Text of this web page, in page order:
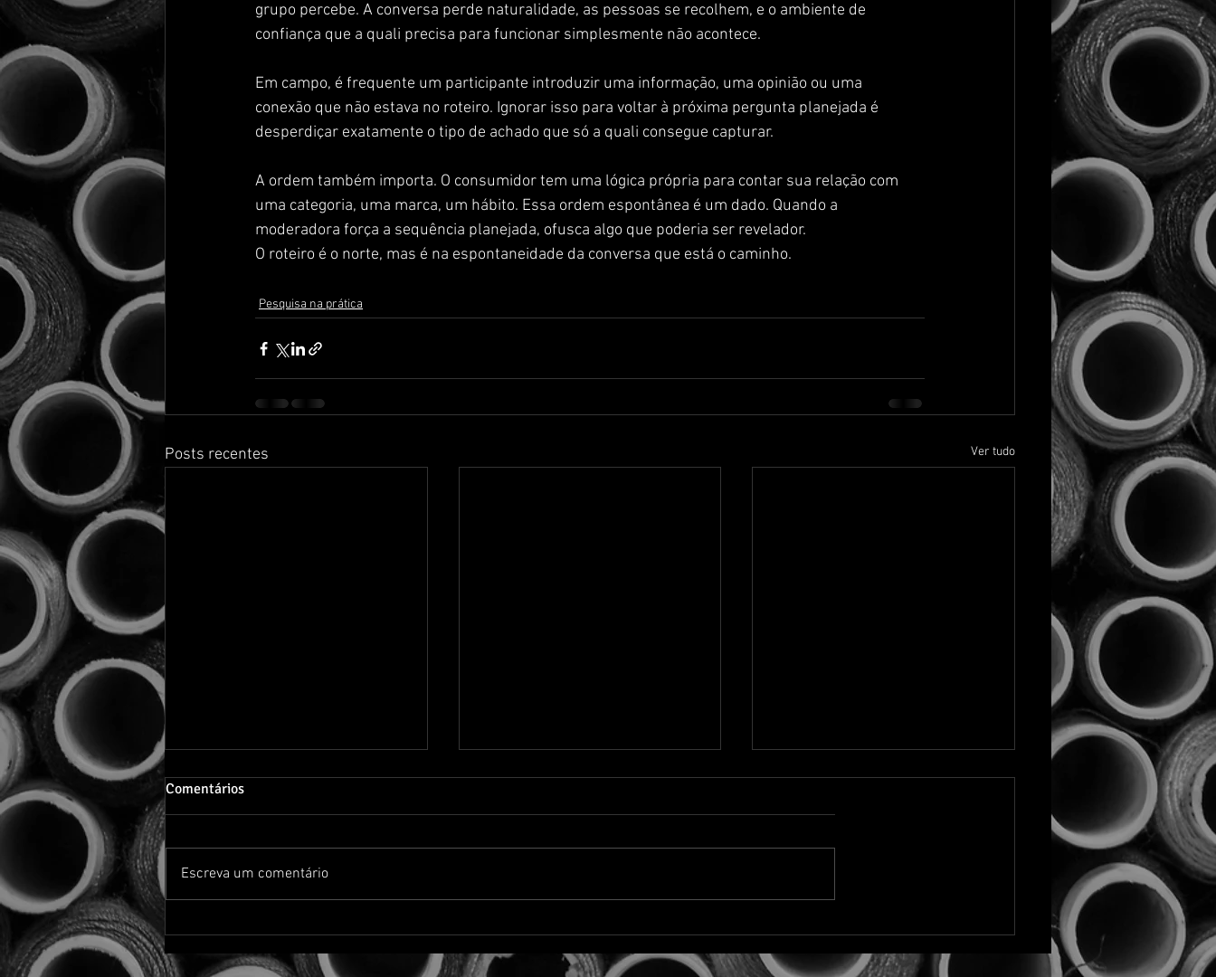
grupo percebe. A conversa perde naturalidade, as pessoas se recolhem, e o ambiente de
confiança que a quali precisa para funcionar simplesmente não acontece.
Em campo, é frequente um participante introduzir uma informação, uma opinião ou uma
conexão que não estava no roteiro. Ignorar isso para voltar à próxima pergunta planejada é
desperdiçar exatamente o tipo de achado que só a quali consegue capturar.
A ordem também importa. O consumidor tem uma lógica própria para contar sua relação com
uma categoria, uma marca, um hábito. Essa ordem espontânea é um dado. Quando a
moderadora força a sequência planejada, ofusca algo que poderia ser revelador.
O roteiro é o norte, mas é na espontaneidade da conversa que está o caminho.
Pesquisa na prática
Posts recentes Ver tudo
Pode falar, levanta a mão
Outro dia, moderando um grupo
mão sempre que queria falar,
mesmo quando ninguém estava
O que separa uma boa análise
análise é neutra, imparcial, fiel ao
transcrever
Qual é o tamanho de amostra
qualitativa. E entendo o
e número tem tamanho.
Comentários
Escreva um comentário